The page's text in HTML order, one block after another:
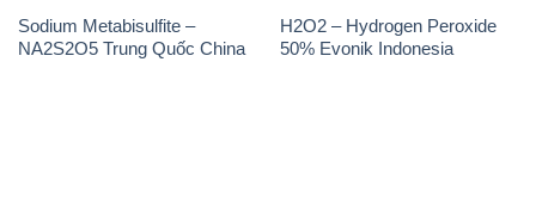
Sodium Metabisulfite –
NA2S2O5 Trung Quốc China
H2O2 – Hydrogen Peroxide
50% Evonik Indonesia